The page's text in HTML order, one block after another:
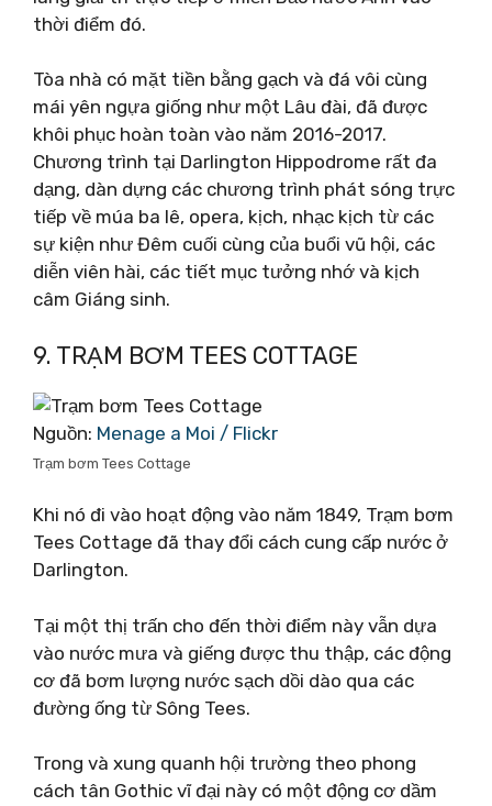
thời điểm đó.
Tòa nhà có mặt tiền bằng gạch và đá vôi cùng
mái yên ngựa giống như một Lâu đài, đã được
khôi phục hoàn toàn vào năm 2016-2017.
Chương trình tại Darlington Hippodrome rất đa
dạng, dàn dựng các chương trình phát sóng trực
tiếp về múa ba lê, opera, kịch, nhạc kịch từ các
sự kiện như Đêm cuối cùng của buổi vũ hội, các
diễn viên hài, các tiết mục tưởng nhớ và kịch
câm Giáng sinh.
9. TRẠM BƠM TEES COTTAGE
Nguồn: Menage a Moi / Flickr
Trạm bơm Tees Cottage
Khi nó đi vào hoạt động vào năm 1849, Trạm bơm
Tees Cottage đã thay đổi cách cung cấp nước ở
Darlington.
Tại một thị trấn cho đến thời điểm này vẫn dựa
vào nước mưa và giếng được thu thập, các động
cơ đã bơm lượng nước sạch dồi dào qua các
đường ống từ Sông Tees.
Trong và xung quanh hội trường theo phong
cách tân Gothic vĩ đại này có một động cơ dầm